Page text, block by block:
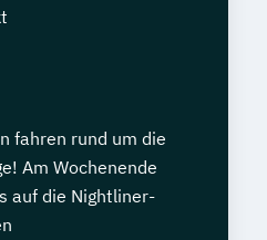
fahren rund um die
Am Wochenende
auf die Nightliner-